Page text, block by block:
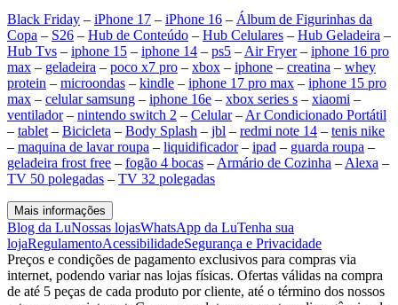
Black Friday – iPhone 17 – iPhone 16 – Álbum de Figurinhas da
Copa – S26 – Hub de Conteúdo – Hub Celulares – Hub Geladeira –
Hub Tvs – iphone 15 – iphone 14 – ps5 – Air Fryer– iphone 16 pro
max – geladeira – poco x7 pro – xbox – iphone – creatina – whey
protein – microondas – kindle – iphone 17 pro max – iphone 15 pro
max – celular samsung – iphone 16e – xbox series s – xiaomi –
ventilador– nintendo switch 2 – Celular– Ar Condicionado Portátil
– tablet – Bicicleta – Body Splash – jbl – redmi note 14 – tenis nike
– maquina de lavar roupa – liquidificador– ipad – guarda roupa –
geladeira frost free – fogão 4 bocas – Armário de Cozinha – Alexa –
TV 50 polegadas – TV 32 polegadas
Mais informações
Blog da LuNossas lojasWhatsApp da LuTenha sua
lojaRegulamentoAcessibilidadeSegurança e Privacidade
Preços e condições de pagamento exclusivos para compras via
internet, podendo variar nas lojas físicas. Ofertas válidas na compra
de até 5 peças de cada produto por cliente, até o término dos nossos